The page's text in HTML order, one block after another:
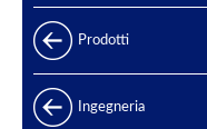
Prodotti
Gamma prodotti
Ingegneria